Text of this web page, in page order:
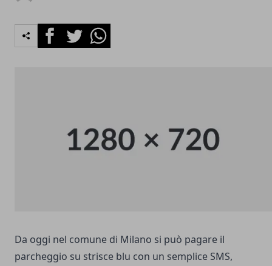
FacebookTwitterWhatsapp
Da oggi nel comune di Milano si può pagare il
parcheggio su strisce blu con un semplice SMS,